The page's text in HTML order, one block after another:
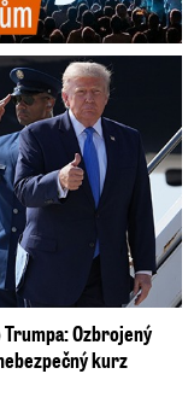
Trumpa: Ozbrojený
kurz